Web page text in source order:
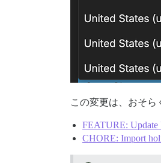
この変更は、おそら
FEATURE: Update
CHORE: Import